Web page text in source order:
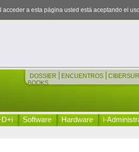
a esta página usted está aceptando el
DOSSIER ENCUENTROS
BOOKS
Software Hardware i-